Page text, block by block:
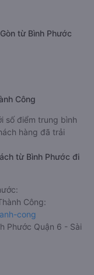
từ Bình Phước
Công
số điểm trung bình
hàng đã trải
từ Bình Phước đi
Công:
cong
Phước Quận 6 - Sài